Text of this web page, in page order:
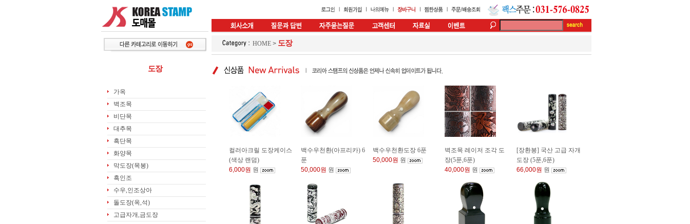
도장
가옥
벽조목
비단목
대추목
흑단목
화양목
막도장(목봉)
흑인조
수우,인조상아
돌도장(옥,석)
고급자개,금도장
HOME > 도장
컬러아크릴 도장케이스
(색상 랜덤)
6,000원 원
백수우천환(아프리카) 6
푼
50,000원 원
백수우천환도장 6푼
50,000원 원
벽조목 레이저 조각 도
장(5푼,6푼)
40,000원 원
[장환봉] 국산 고급 자개
도장 (5푼,6푼)
66,000원 원